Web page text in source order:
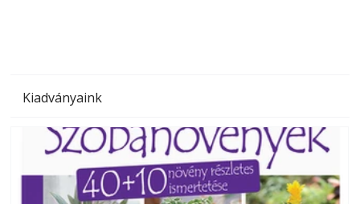
Kiadványaink